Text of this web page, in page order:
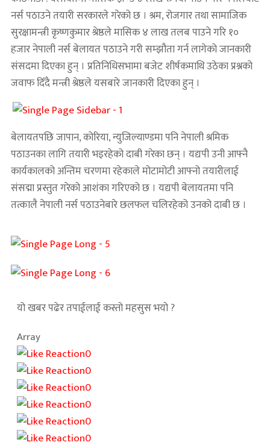
नर्स पठाउने तयारी सरकारले गरेको छ । श्रम, रोजगार तथा सामाजिक
सुरक्षामन्त्री कृष्णकुमार श्रेष्ठले मासिक ४ लाख तलब पाउने गरि १०
हजार नेपाली नर्स बेलायत पठाउने गरी सम्झौता गर्न लागेको जानकारी
संसदमा दिएका हुन् । प्रतिनिधिसभामा बजेट शीर्षकमाथि उठेका प्रश्नको
जवाफ दिँदै मन्त्री श्रेष्ठले यसबारे जानकारी दिएका हुन् ।
बेलायतपछि जापान, कोरिया, न्युजिल्याण्डमा पनि नेपाली श्रमिक
पठाउनका लागि तयारी भइरहेको दाबी गरेका छन् । यद्यपी उनी आफ्नै
कार्यकालको अन्तिम चरणमा रहेकाले मोटामोटी आफ्नो तयारीलाई
संसद्मा प्रस्तुत गरेको आशंका गरिएको छ । यद्यपी बेलायतमा पनि
तत्कालै नेपाली नर्स पठाउनेबारे छलफल चलिरहेको उनको दाबी छ ।
यो खबर पढेर तपाईलाई कस्तो महसुस भयो ?
Array
0
0
0
0
0
0